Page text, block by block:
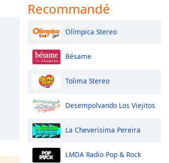
Recommandé
Olímpica Stereo
Bésame
Tolima Stereo
Desempolvando Los Viejitos
La Cheverisima Pereira
LMDA Radio Pop & Rock